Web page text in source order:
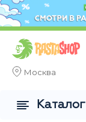
Москва
Каталог